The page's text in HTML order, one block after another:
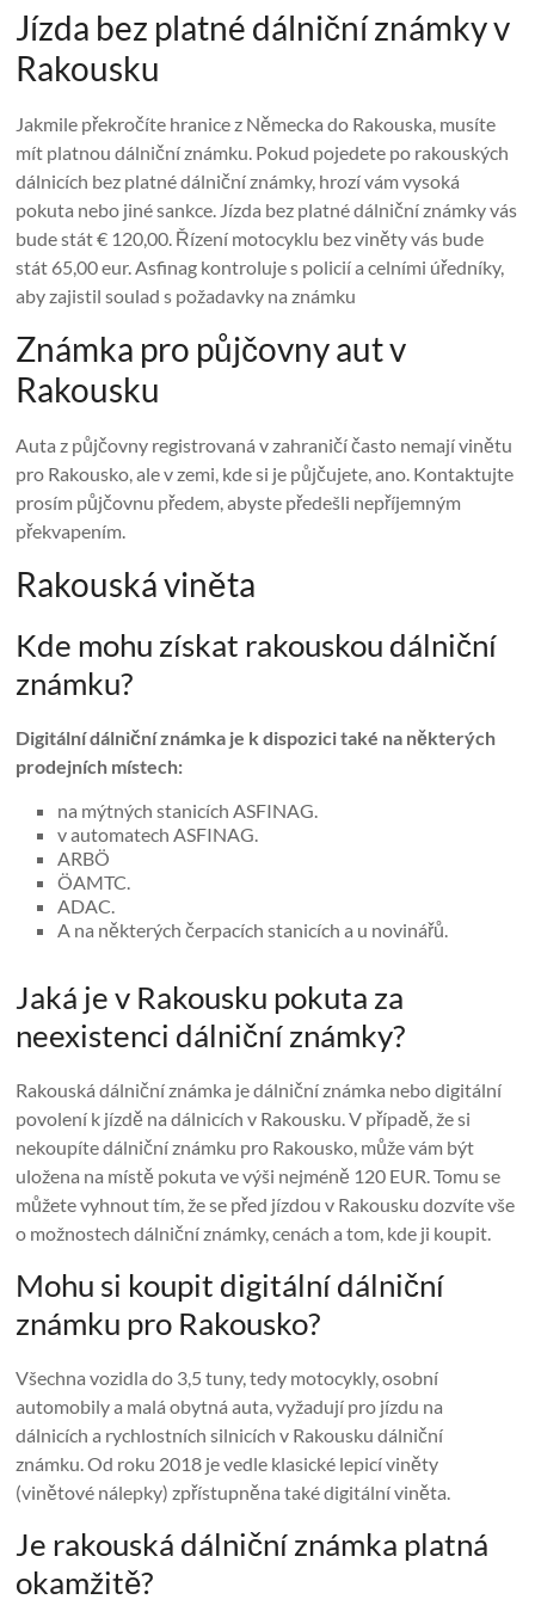
Jízda bez platné dálniční známky v
Rakousku
Jakmile překročíte hranice z Německa do Rakouska, musíte
mít platnou dálniční známku. Pokud pojedete po rakouských
dálnicích bez platné dálniční známky, hrozí vám vysoká
pokuta nebo jiné sankce. Jízda bez platné dálniční známky vás
bude stát € 120,00. Řízení motocyklu bez viněty vás bude
stát 65,00 eur. Asfinag kontroluje s policií a celními úředníky,
aby zajistil soulad s požadavky na známku
Známka pro půjčovny aut v
Rakousku
Auta z půjčovny registrovaná v zahraničí často nemají vinětu
pro Rakousko, ale v zemi, kde si je půjčujete, ano. Kontaktujte
prosím půjčovnu předem, abyste předešli nepříjemným
překvapením.
Rakouská viněta
Kde mohu získat rakouskou dálniční
známku?
Digitální dálniční známka je k dispozici také na některých
prodejních místech:
na mýtných stanicích ASFINAG.
v automatech ASFINAG.
ARBÖ
ÖAMTC.
ADAC.
A na některých čerpacích stanicích a u novinářů.
Jaká je v Rakousku pokuta za
neexistenci dálniční známky?
Rakouská dálniční známka je dálniční známka nebo digitální
povolení k jízdě na dálnicích v Rakousku. V případě, že si
nekoupíte dálniční známku pro Rakousko, může vám být
uložena na místě pokuta ve výši nejméně 120 EUR. Tomu se
můžete vyhnout tím, že se před jízdou v Rakousku dozvíte vše
o možnostech dálniční známky, cenách a tom, kde ji koupit.
Mohu si koupit digitální dálniční
známku pro Rakousko?
Všechna vozidla do 3,5 tuny, tedy motocykly, osobní
automobily a malá obytná auta, vyžadují pro jízdu na
dálnicích a rychlostních silnicích v Rakousku dálniční
známku. Od roku 2018 je vedle klasické lepicí viněty
(vinětové nálepky) zpřístupněna také digitální viněta.
Je rakouská dálniční známka platná
okamžitě?